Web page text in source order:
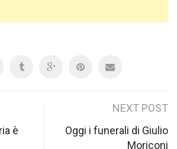
è
NEXT POST
Oggi i funerali di Giulio
Moriconi